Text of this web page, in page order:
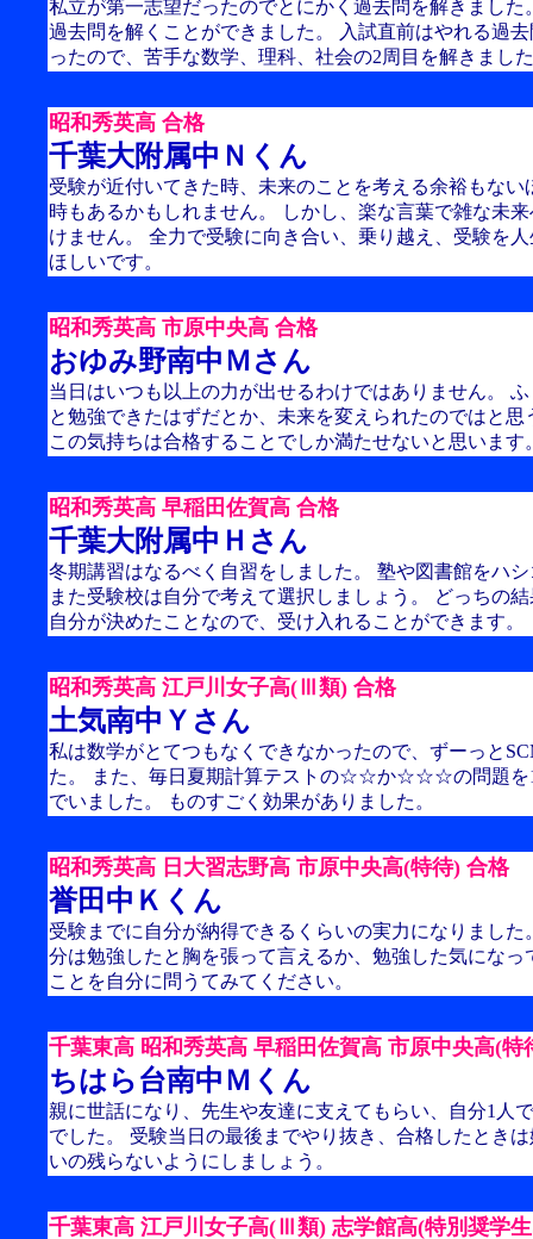
私立が第一志望だったのでとにかく過去問を解きました
過去問を解くことができました。 入試直前はやれる過
ったので、苦手な数学、理科、社会の2周目を解きまし
昭和秀英高 合格
千葉大附属中Ｎくん
受験が近付いてきた時、未来のことを考える余裕もない
時もあるかもしれません。 しかし、楽な言葉で雑な未
けません。 全力で受験に向き合い、乗り越え、受験を
ほしいです。
昭和秀英高 市原中央高 合格
おゆみ野南中Ｍさん
当日はいつも以上の力が出せるわけではありません。
と勉強できたはずだとか、未来を変えられたのではと思
この気持ちは合格することでしか満たせないと思います
昭和秀英高 早稲田佐賀高 合格
千葉大附属中Ｈさん
冬期講習はなるべく自習をしました。 塾や図書館をハ
また受験校は自分で考えて選択しましょう。 どっちの
自分が決めたことなので、受け入れることができます。
昭和秀英高 江戸川女子高(Ⅲ類) 合格
土気南中Ｙさん
私は数学がとてつもなくできなかったので、ずーっと
た。 また、毎日夏期計算テストの☆☆か☆☆☆の問題を
でいました。 ものすごく効果がありました。
昭和秀英高 日大習志野高 市原中央高(特待) 合格
誉田中Ｋくん
受験までに自分が納得できるくらいの実力になりました
分は勉強したと胸を張って言えるか、勉強した気になっ
ことを自分に問うてみてください。
千葉東高 昭和秀英高 早稲田佐賀高 市原中央高(特
ちはら台南中Ｍくん
親に世話になり、先生や友達に支えてもらい、自分1人
でした。 受験当日の最後までやり抜き、合格したとき
いの残らないようにしましょう。
千葉東高 江戸川女子高(Ⅲ類) 志学館高(特別奨学